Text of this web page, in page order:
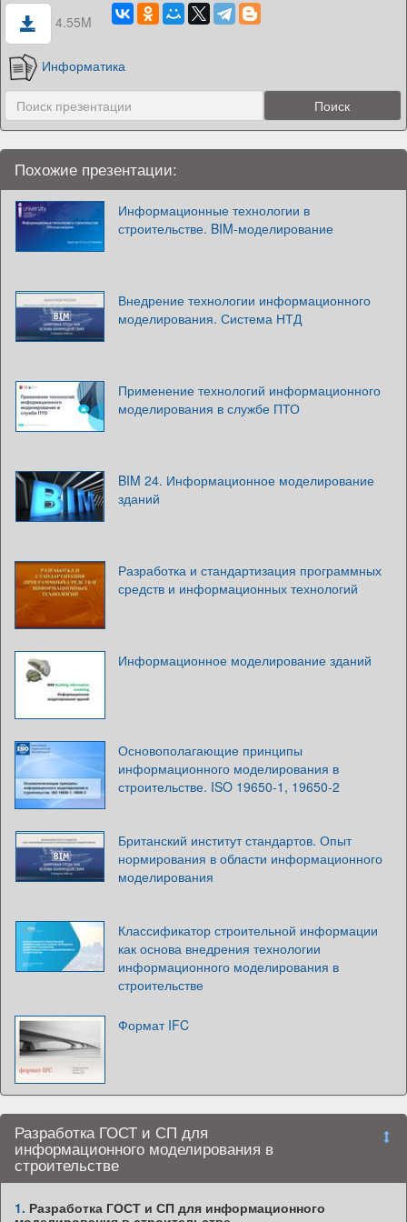
4.55M
Информатика
Похожие презентации:
Информационные технологии в
строительстве. BIM-моделирование
Внедрение технологии информационного
моделирования. Система НТД
Применение технологий информационного
моделирования в службе ПТО
BIM 24. Информационное моделирование
зданий
Разработка и стандартизация программных
средств и информационных технологий
Информационное моделирование зданий
Основополагающие принципы
информационного моделирования в
строительстве. ISO 19650-1, 19650-2
Британский институт стандартов. Опыт
нормирования в области информационного
моделирования
Классификатор строительной информации
как основа внедрения технологии
информационного моделирования в
строительстве
Формат IFC
Разработка ГОСТ и СП для
информационного моделирования в
строительстве
1. Разработка ГОСТ и СП для информационного